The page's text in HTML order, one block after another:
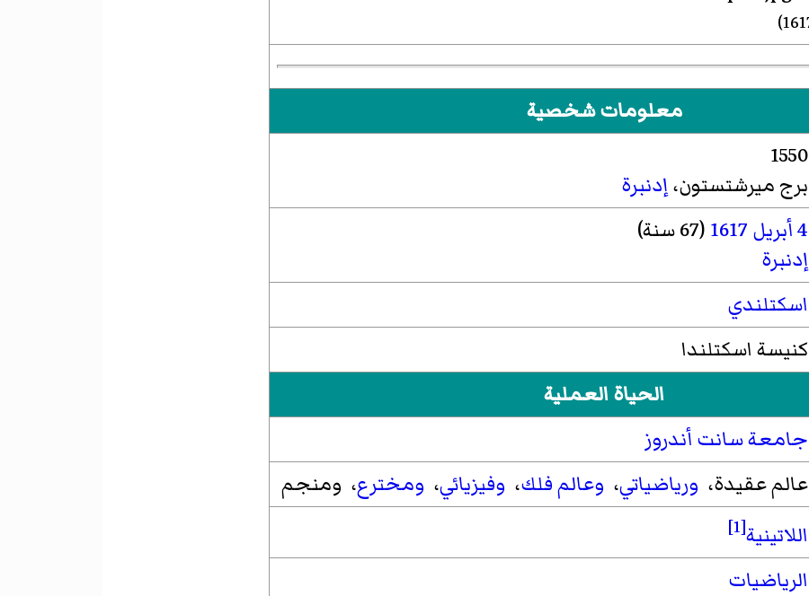
معلومات شخصية
1550
برج ميرشتستون،إدنبرة
4 أبريل 1617 (67 سنة)
إدنبرة
اسكتلندي
كنيسة اسكتلندا
الحياة العملية
جامعة سانت أندروز
عالم عقيدة، ورياضياتي، وعالم فلك، وفيزيائي، ومخترع، ومنجم
اللاتينية[1]
الرياضيات